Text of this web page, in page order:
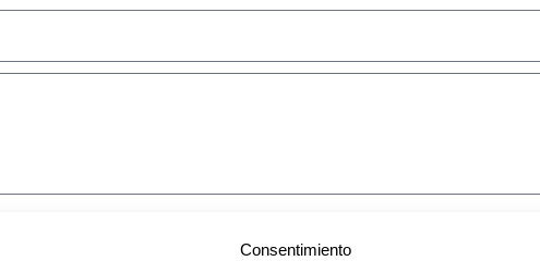
Consentimiento
personales con la finalidad de recibir comunicaciones